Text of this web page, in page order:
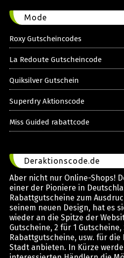
Mode
Roxy Gutscheincodes
La Redoute Gutscheincode
Quiksilver Gutschein
Superdry Aktionscode
Miss Guided rabattcode
Deraktionscode.de
Aber nicht nur Online-Shops!
einer der Pioniere in
Rabattgutscheine zum
seinem neuen Design, hat es
wieder an die Spitze der
Gutscheine, 2 für 1
Rabattgutscheine, usw. für
Stadt anbieten. In Kürze